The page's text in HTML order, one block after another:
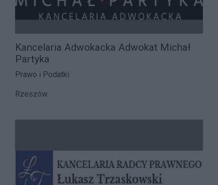
Kancelaria Adwokacka Adwokat Michał
Partyka
Prawo i Podatki
Rzeszów